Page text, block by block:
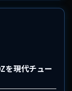
を現代チュー